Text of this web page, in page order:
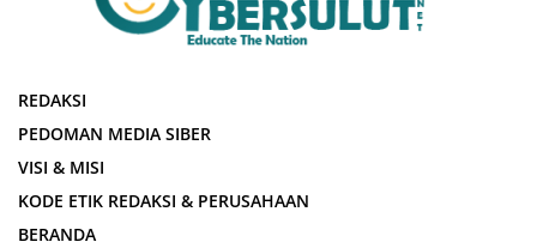
REDAKSI
PEDOMAN MEDIA SIBER
VISI & MISI
KODE ETIK REDAKSI & PERUSAHAAN
BERANDA